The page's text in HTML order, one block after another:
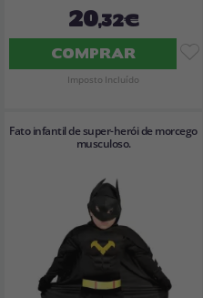
20,32€
COMPRAR
Imposto Incluído
Fato infantil de super-herói de morcego
musculoso.